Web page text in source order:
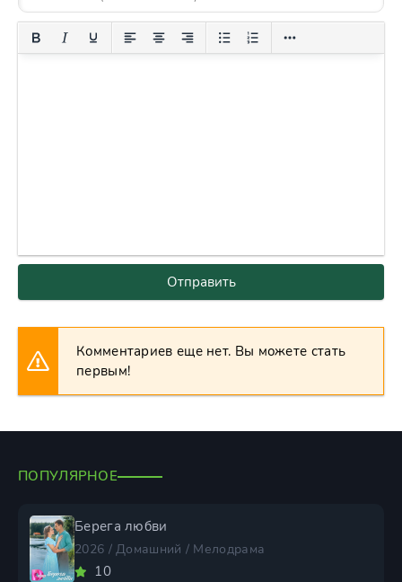
Отправить
Комментариев еще нет. Вы можете стать
первым!
ПОПУЛЯРНОЕ
Берега любви
2026 / Домашний / Мелодрама
10